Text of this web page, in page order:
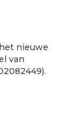
nieuwe
van